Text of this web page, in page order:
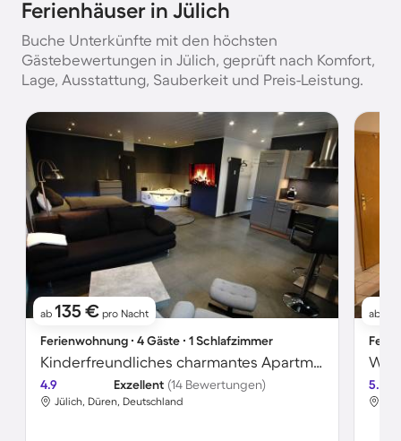
Ferienhäuser in Jülich
Buche Unterkünfte mit den höchsten
Gästebewertungen in Jülich, geprüft nach Komfort,
Lage, Ausstattung, Sauberkeit und Preis-Leistung.
ab 135 € pro Nacht
Ferienwohnung ∙ 4 Gäste ∙ 1 Schlafzimmer
Kinderfreundliches charmantes Apartment mit Whirlpool
4.9 Exzellent (14 Bewertungen)
Jülich, Düren, Deutschland
ab
5.0